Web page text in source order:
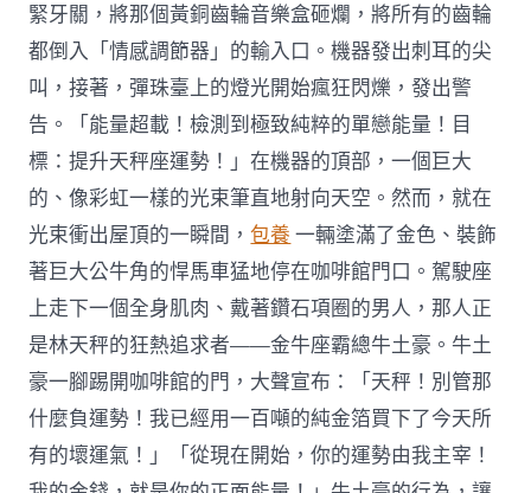
緊牙關，將那個黃銅齒輪音樂盒砸爛，將所有的齒輪
都倒入「情感調節器」的輸入口。機器發出刺耳的尖
叫，接著，彈珠臺上的燈光開始瘋狂閃爍，發出警
告。「能量超載！檢測到極致純粹的單戀能量！目
標：提升天秤座運勢！」在機器的頂部，一個巨大
的、像彩虹一樣的光束筆直地射向天空。然而，就在
光束衝出屋頂的一瞬間，包養 一輛塗滿了金色、裝飾
著巨大公牛角的悍馬車猛地停在咖啡館門口。駕駛座
上走下一個全身肌肉、戴著鑽石項圈的男人，那人正
是林天秤的狂熱追求者——金牛座霸總牛土豪。牛土
豪一腳踢開咖啡館的門，大聲宣布：「天秤！別管那
什麼負運勢！我已經用一百噸的純金箔買下了今天所
有的壞運氣！」「從現在開始，你的運勢由我主宰！